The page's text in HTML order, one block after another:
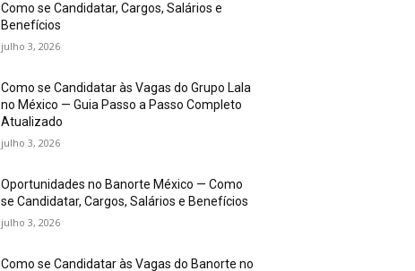
Como se Candidatar, Cargos, Salários e
Benefícios
julho 3, 2026
Como se Candidatar às Vagas do Grupo Lala
no México — Guia Passo a Passo Completo
Atualizado
julho 3, 2026
Oportunidades no Banorte México — Como
se Candidatar, Cargos, Salários e Benefícios
julho 3, 2026
Como se Candidatar às Vagas do Banorte no